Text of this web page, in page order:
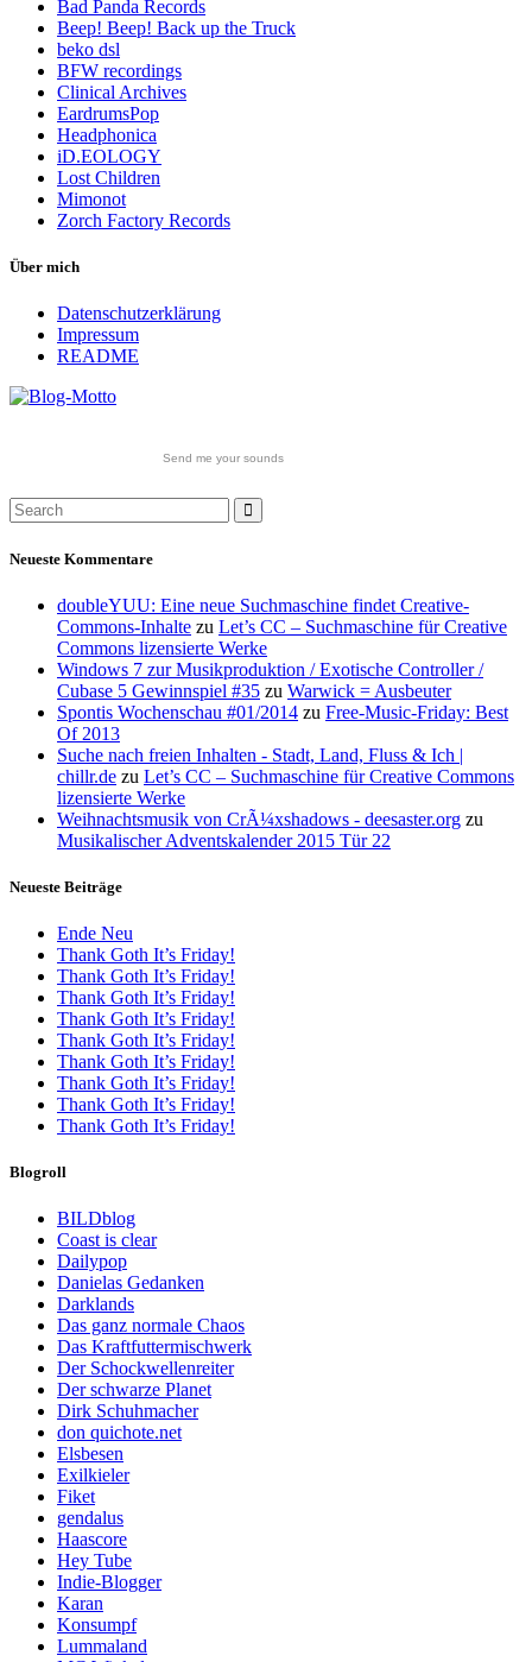
Bad Panda Records
Beep! Beep! Back up the Truck
beko dsl
BFW recordings
Clinical Archives
EardrumsPop
Headphonica
iD.EOLOGY
Lost Children
Mimonot
Zorch Factory Records
Über mich
Datenschutzerklärung
Impressum
README
Send me your sounds
Neueste Kommentare
doubleYUU: Eine neue Suchmaschine findet Creative-
Commons-Inhalte zu Let’s CC – Suchmaschine für Creative
Commons lizensierte Werke
Windows 7 zur Musikproduktion / Exotische Controller /
Cubase 5 Gewinnspiel #35 zu Warwick = Ausbeuter
Spontis Wochenschau #01/2014 zu Free-Music-Friday: Best
Of 2013
Suche nach freien Inhalten - Stadt, Land, Fluss & Ich |
chillr.de zu Let’s CC – Suchmaschine für Creative Commons
lizensierte Werke
Weihnachtsmusik von CrÃ¼xshadows - deesaster.org zu
Musikalischer Adventskalender 2015 Tür 22
Neueste Beiträge
Ende Neu
Thank Goth It’s Friday!
Thank Goth It’s Friday!
Thank Goth It’s Friday!
Thank Goth It’s Friday!
Thank Goth It’s Friday!
Thank Goth It’s Friday!
Thank Goth It’s Friday!
Thank Goth It’s Friday!
Thank Goth It’s Friday!
Blogroll
BILDblog
Coast is clear
Dailypop
Danielas Gedanken
Darklands
Das ganz normale Chaos
Das Kraftfuttermischwerk
Der Schockwellenreiter
Der schwarze Planet
Dirk Schuhmacher
don quichote.net
Elsbesen
Exilkieler
Fiket
gendalus
Haascore
Hey Tube
Indie-Blogger
Karan
Konsumpf
Lummaland